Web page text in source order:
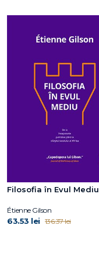
Filosofia în Evul Mediu
Étienne Gilson
63.53 lei 136.37 lei